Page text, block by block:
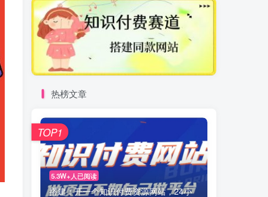
热榜文章
5.3W+人已阅读
搭建：开一个知识付费资源网站，24小
TOP1